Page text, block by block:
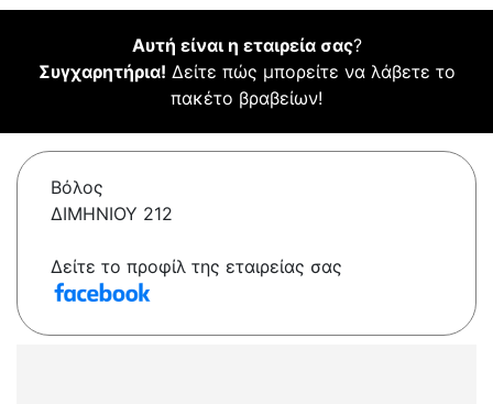
Αυτή είναι η εταιρεία σας?
Συγχαρητήρια! Δείτε πώς μπορείτε να λάβετε το
πακέτο βραβείων!
Βόλος
ΔΙΜΗΝΙΟΥ 212
Δείτε το προφίλ της εταιρείας σας